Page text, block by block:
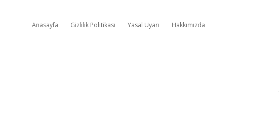
Anasayfa Gizlilik Politikası Yasal Uyarı Hakkımızda